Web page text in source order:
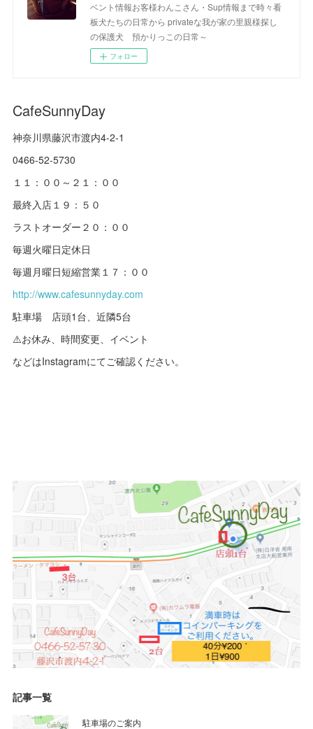
ベント情報お客様わんこさん・Sup情報まで時々看
板犬たちの日常から privateな我が家の里親様探し
の保護犬 預かりっこの日常～
フォロー
CafeSunnyDay
神奈川県藤沢市渡内4-2-1
0466-52-5730
１１：００～２１：００
最終入店１９：５０
ラストオーダー２０：００
毎週火曜日定休日
毎週月曜日短縮営業１７：００
http://www.cafesunnyday.com
駐車場 店頭1台、近隣5台
⚠️お休み、時間変更、イベント
などはInstagramにてご確認ください。
記事一覧
駐車場のご案内